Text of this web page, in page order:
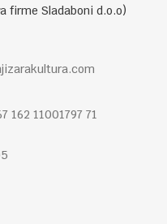
firme Sladaboni d.o.o)
162 11001797 71